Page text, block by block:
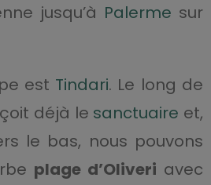
jusqu’à Palerme sur
est Tindari. Le long de
déjà le sanctuaire et,
le bas, nous pouvons
plage d’Oliveri avec